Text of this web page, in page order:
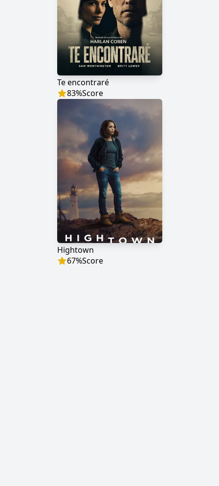
Te encontraré
83%Score
Hightown
67%Score